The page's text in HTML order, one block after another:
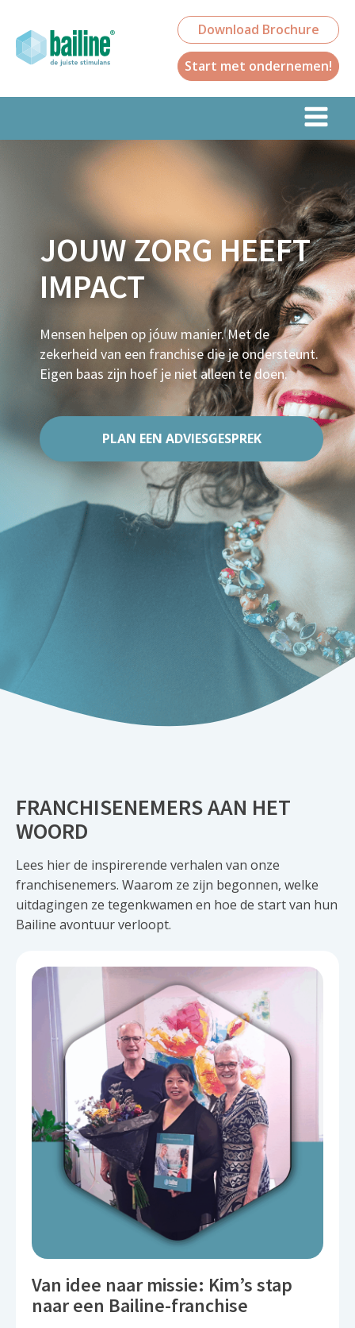
Download Brochure
Start met ondernemen!
JOUW ZORG HEEFT
IMPACT
Mensen helpen op jóuw manier. Met de
zekerheid van een franchise die je ondersteunt.
Eigen baas zijn hoef je niet alleen te doen.
PLAN EEN ADVIESGESPREK
FRANCHISENEMERS AAN HET
WOORD
Lees hier de inspirerende verhalen van onze
franchisenemers. Waarom ze zijn begonnen, welke
uitdagingen ze tegenkwamen en hoe de start van hun
Bailine avontuur verloopt.
Van idee naar missie: Kim’s stap
naar een Bailine-franchise